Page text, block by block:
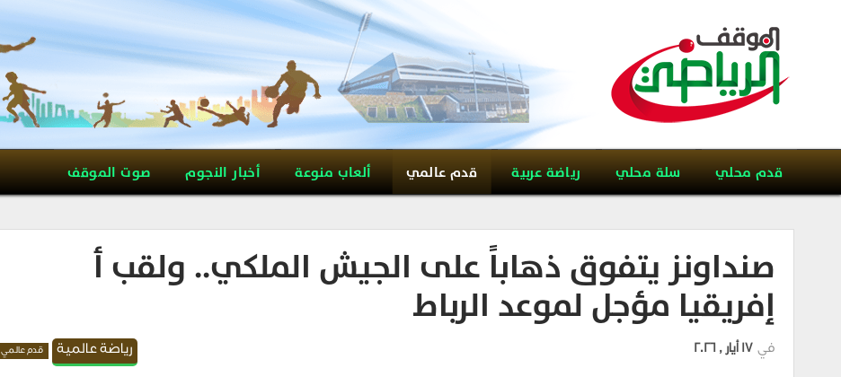
قدم محلي سلة محلي رياضة عربية قدم عالمي ألعاب منوعة أخبار النجوم صوت الموقف
صنداونز يتفوق ذهاباً على الجيش الملكي.. ولقب أ
إفريقيا مؤجل لموعد الرباط
رياضة عالمية قدم عالمي في 17 أيار , 2026